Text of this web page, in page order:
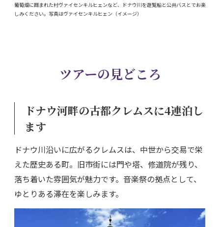
葡萄畑に囲まれた村ヴァイセンキルヒェンなど、ドナウ川を遊覧船と公共バスとでお楽
しみください。写真はヴァイセンキルヒェン（イメージ）
ツアーの見どころ
ドナウ河畔の古都クレムスに4連泊し
ます
ドナウ川沿いに広がるクレムスは、中世から交易で栄
えた歴史ある町。旧市街には門や塔、修道院が残り、
落ち着いた雰囲気が魅力です。音楽祭の拠点として、
ゆとりある滞在を楽しみます。